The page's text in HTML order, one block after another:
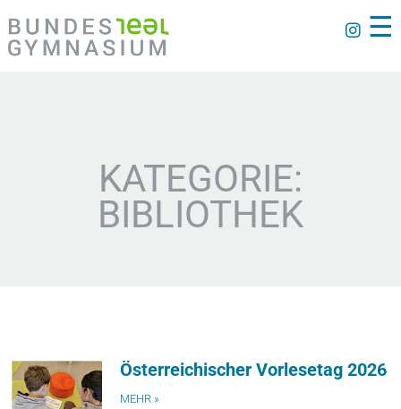
☰
KATEGORIE:
BIBLIOTHEK
Österreichischer Vorlesetag 2026
MEHR »